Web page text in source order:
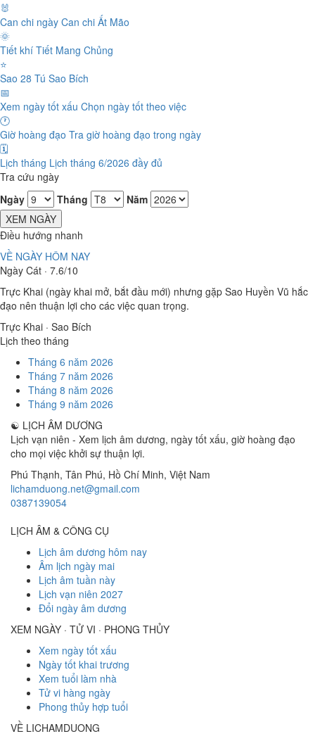
🐰
Can chi ngày Can chi Ất Mão
🌞
Tiết khí Tiết Mang Chủng
⭐
Sao 28 Tú Sao Bích
📅
Xem ngày tốt xấu Chọn ngày tốt theo việc
🕐
Giờ hoàng đạo Tra giờ hoàng đạo trong ngày
🗓️
Lịch tháng Lịch tháng 6/2026 đầy đủ
Tra cứu ngày
Ngày
Tháng
Năm
XEM NGÀY
Điều hướng nhanh
VỀ NGÀY HÔM NAY
Ngày Cát · 7.6/10
Trực Khai (ngày khai mở, bắt đầu mới) nhưng gặp Sao Huyền Vũ hắc
đạo nên thuận lợi cho các việc quan trọng.
Trực Khai · Sao Bích
Lịch theo tháng
Tháng 6 năm 2026
Tháng 7 năm 2026
Tháng 8 năm 2026
Tháng 9 năm 2026
☯ LỊCH ÂM DƯƠNG
Lịch vạn niên - Xem lịch âm dương, ngày tốt xấu, giờ hoàng đạo
cho mọi việc khởi sự thuận lợi.
Phú Thạnh, Tân Phú, Hồ Chí Minh, Việt Nam
lichamduong.net@gmail.com
0387139054
LỊCH ÂM & CÔNG CỤ
Lịch âm dương hôm nay
Âm lịch ngày mai
Lịch âm tuần này
Lịch vạn niên 2027
Đổi ngày âm dương
XEM NGÀY · TỬ VI · PHONG THỦY
Xem ngày tốt xấu
Ngày tốt khai trương
Xem tuổi làm nhà
Tử vi hàng ngày
Phong thủy hợp tuổi
VỀ LICHAMDUONG